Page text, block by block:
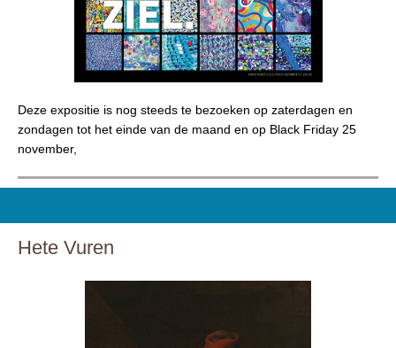
Deze expositie is nog steeds te bezoeken op zaterdagen en
zondagen tot het einde van de maand en op Black Friday 25
november,
Hete Vuren